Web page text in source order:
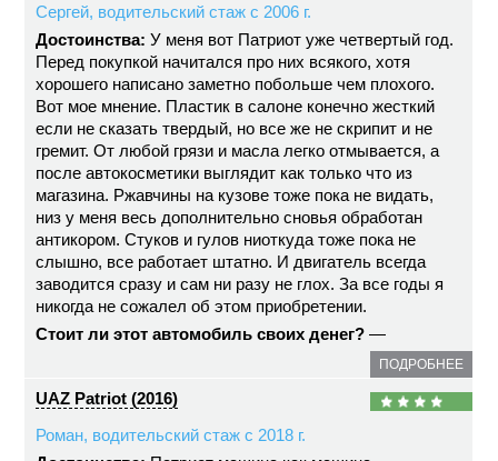
Сергей, водительский стаж с 2006 г.
Достоинства: У меня вот Патриот уже четвертый год.
Перед покупкой начитался про них всякого, хотя
хорошего написано заметно побольше чем плохого.
Вот мое мнение. Пластик в салоне конечно жесткий
если не сказать твердый, но все же не скрипит и не
гремит. От любой грязи и масла легко отмывается, а
после автокосметики выглядит как только что из
магазина. Ржавчины на кузове тоже пока не видать,
низ у меня весь дополнительно сновья обработан
антикором. Стуков и гулов ниоткуда тоже пока не
слышно, все работает штатно. И двигатель всегда
заводится сразу и сам ни разу не глох. За все годы я
никогда не сожалел об этом приобретении.
Стоит ли этот автомобиль своих денег? —
ПОДРОБНЕЕ
UAZ Patriot (2016)
Роман, водительский стаж с 2018 г.